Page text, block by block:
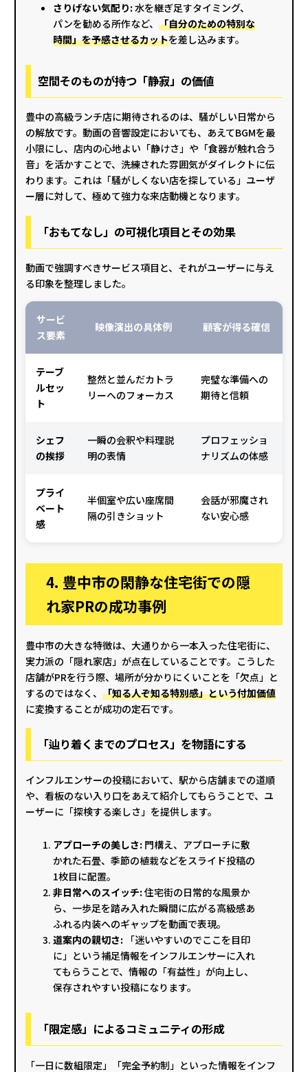
さりげない気配り: 水を継ぎ足すタイミング、
パンを勧める所作など、 「自分のための特別な
時間」を予感させるカットを差し込みます。
空間そのものが持つ「静寂」の価値
豊中の高級ランチ店に期待されるのは、騒がしい日常から
の解放です。動画の音響設定においても、あえてBGMを最
小限にし、店内の心地よい「静けさ」や「食器が触れ合う
音」を活かすことで、洗練された雰囲気がダイレクトに伝
わります。これは「騒がしくない店を探している」ユーザ
ー層に対して、極めて強力な来店動機となります。
「おもてなし」の可視化項目とその効果
動画で強調すべきサービス項目と、それがユーザーに与え
る印象を整理しました。
サービ
ス要素
映像演出の具体例 顧客が得る確信
テーブ
ルセッ
ト
整然と並んだカトラ
リーへのフォーカス
完璧な準備への
期待と信頼
シェフ
の挨拶
一瞬の会釈や料理説
明の表情
プロフェッショ
ナリズムの体感
プライ
ベート
感
半個室や広い座席間
隔の引きショット
会話が邪魔され
ない安心感
4. 豊中市の閑静な住宅街での隠
れ家PRの成功事例
豊中市の大きな特徴は、大通りから一本入った住宅街に、
実力派の「隠れ家店」が点在していることです。こうした
店舗がPRを行う際、場所が分かりにくいことを「欠点」と
するのではなく、 「知る人ぞ知る特別感」という付加価値
に変換することが成功の定石です。
「辿り着くまでのプロセス」を物語にする
インフルエンサーの投稿において、駅から店舗までの道順
や、看板のない入り口をあえて紹介してもらうことで、ユ
ーザーに「探検する楽しさ」を提供します。
アプローチの美しさ: 門構え、アプローチに敷
かれた石畳、季節の植栽などをスライド投稿の
1枚目に配置。
非日常へのスイッチ: 住宅街の日常的な風景か
ら、一歩足を踏み入れた瞬間に広がる高級感あ
ふれる内装へのギャップを動画で表現。
道案内の親切さ: 「迷いやすいのでここを目印
に」という補足情報をインフルエンサーに入れ
てもらうことで、情報の「有益性」が向上し、
保存されやすい投稿になります。
「限定感」によるコミュニティの形成
「一日に数組限定」「完全予約制」といった情報をインフ